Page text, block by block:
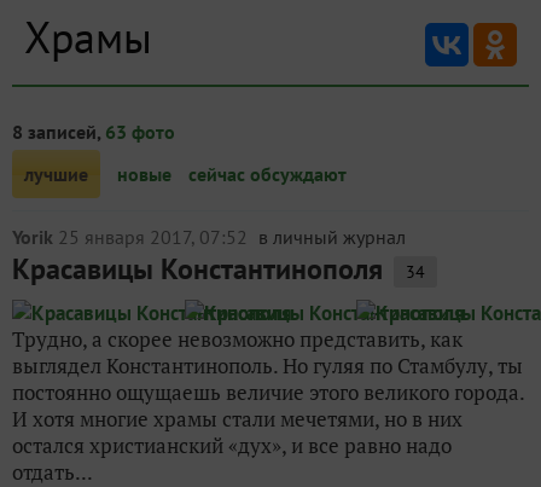
Храмы
8 записей, 63 фото
лучшие
новые сейчас обсуждают
Yorik 25 января 2017, 07:52 в личный журнал
Красавицы Константинополя 34
Трудно, а скорее невозможно представить, как
выглядел Константинополь. Но гуляя по Стамбулу, ты
постоянно ощущаешь величие этого великого города.
И хотя многие храмы стали мечетями, но в них
остался христианский «дух», и все равно надо
отдать...